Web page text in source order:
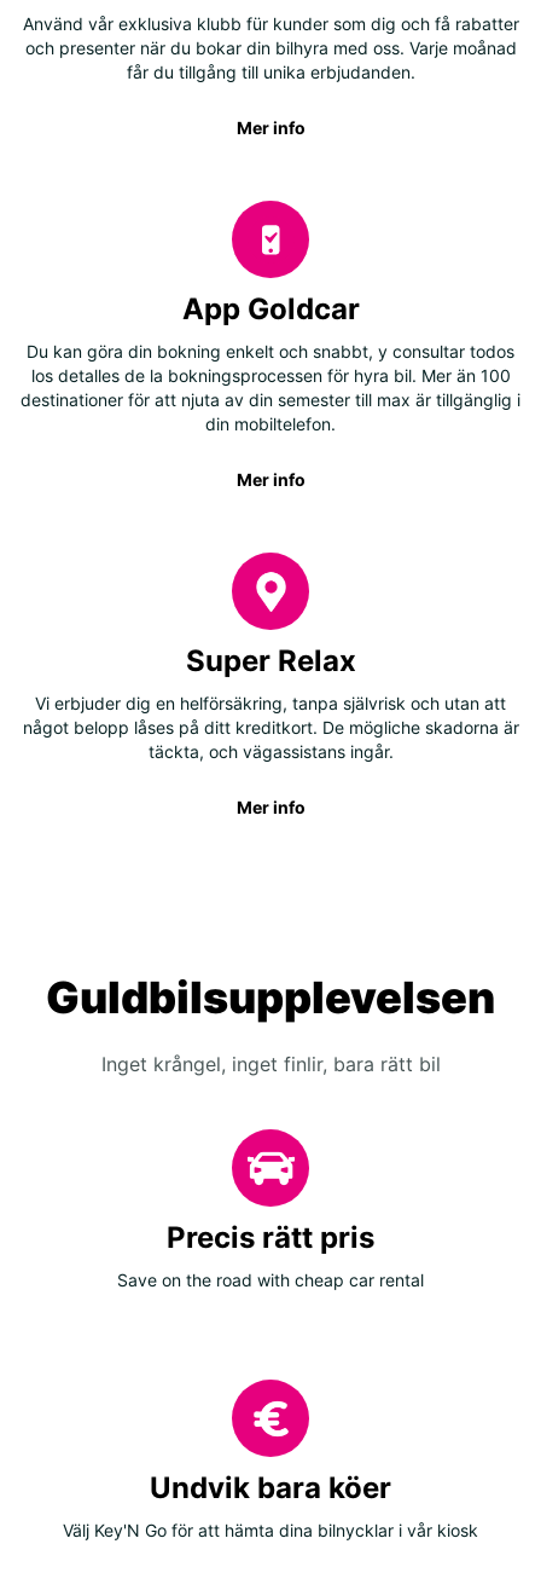
Använd vår exklusiva klubb für kunder som dig och få rabatter
och presenter när du bokar din bilhyra med oss. Varje moånad
får du tillgång till unika erbjudanden.
Mer info
App Goldcar
Du kan göra din bokning enkelt och snabbt, y consultar todos
los detalles de la bokningsprocessen för hyra bil. Mer än 100
destinationer för att njuta av din semester till max är tillgänglig i
din mobiltelefon.
Mer info
Super Relax
Vi erbjuder dig en helförsäkring, tanpa självrisk och utan att
något belopp låses på ditt kreditkort. De mögliche skadorna är
täckta, och vägassistans ingår.
Mer info
Guldbilsupplevelsen
Inget krångel, inget finlir, bara rätt bil
Precis rätt pris
Save on the road with cheap car rental
Undvik bara köer
Välj Key'N Go för att hämta dina bilnycklar i vår kiosk